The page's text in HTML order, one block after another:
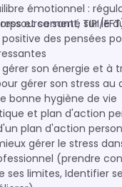
émotionnel :
(respiration, ressourcement, TIPI/
et sa santé sur le
positive des pensées
son énergie et à
gérer son stress au
bonne hygiène de vie
et plan d'action
plan d'action
gérer le stress
(prendre
ses limites, Identifier